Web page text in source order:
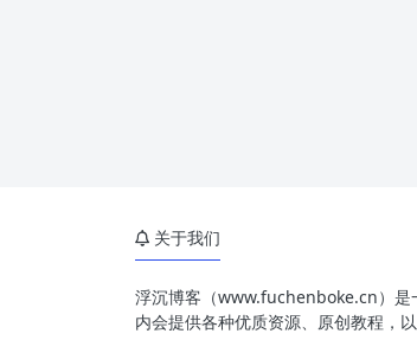
关于我们
浮沉博客（www.fuchenboke.cn）是
内会提供各种优质资源、原创教程，